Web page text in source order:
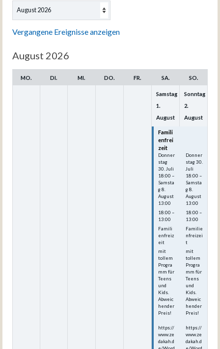
Auswahl
Monats
Vergangene Ereignisse anzeigen
August 2026
MO. DI. MI. DO. FR. SA. SO.
Samstag
1.
August
Famili
enfrei
zeit
Donner
stag
30. Juli
18:00 –
Samsta
g8.
August
13:00
18:00 –
13:00
Famili
enfreiz
eit
mit
tollem
Progra
mm für
Teens
und
Kids.
Abweic
hender
Preis!
https://
www.ze
dakah.d
Sonntag
2.
August
Donner
stag30.
Juli
18:00 –
Samsta
g8.
August
13:00
18:00 –
13:00
Familie
nfreizei
t
mit
tollem
Progra
mm für
Teens
und
Kids.
Abweic
hender
Preis!
https://
www.ze
dakah.d